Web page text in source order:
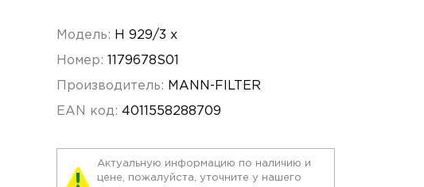
Модель: H 929/3 x
Номер: 1179678S01
Производитель: MANN-FILTER
EAN код: 4011558288709
Актуальную информацию по наличию и
цене, пожалуйста, уточните у нашего